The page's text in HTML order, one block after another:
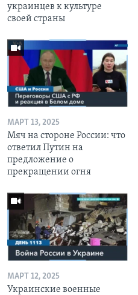
украинцев к культуре
своей страны
МАРТ 13, 2025
Мяч на стороне России: что
ответил Путин на
предложение о
прекращении огня
МАРТ 12, 2025
Украинские военные